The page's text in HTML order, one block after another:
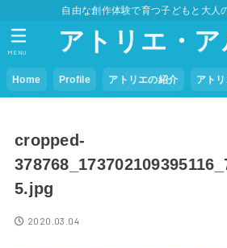
自由な創作体験で育つ子どもと大人
アトリエ・
Home Profile アトリエの紹介 アト
MENU
cropped-
5.jpg
2020.03.04